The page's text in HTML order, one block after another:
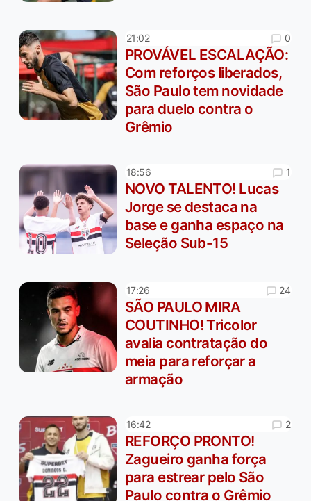
21:02 0
PROVÁVEL ESCALAÇÃO:
Com reforços liberados,
São Paulo tem novidade
para duelo contra o
Grêmio
18:56 1
NOVO TALENTO! Lucas
Jorge se destaca na
base e ganha espaço na
Seleção Sub-15
17:26 24
SÃO PAULO MIRA
COUTINHO! Tricolor
avalia contratação do
meia para reforçar a
armação
16:42 2
REFORÇO PRONTO!
Zagueiro ganha força
para estrear pelo São
Paulo contra o Grêmio